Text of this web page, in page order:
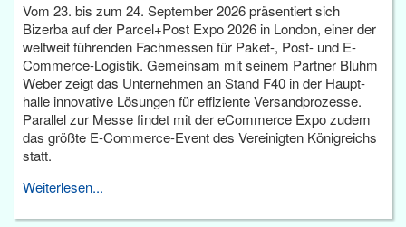
Vom 23. bis zum 24. September 2026 präsentiert sich
Bizerba auf der Parcel+Post Expo 2026 in London, einer der
weltweit führenden Fachmessen für Paket-, Post- und E-
Commerce-Logistik. Gemeinsam mit seinem Partner Bluhm
Weber zeigt das Unternehmen an Stand F40 in der Haupt­
halle innovative Lösungen für effiziente Versandprozesse.
Parallel zur Messe findet mit der eCommerce Expo zudem
das größte E-Commerce-Event des Vereinigten Königreichs
statt.
Weiterlesen...